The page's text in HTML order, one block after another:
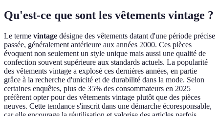
Qu'est-ce que sont les vêtements vintage ?
Le terme vintage désigne des vêtements datant d'une période précise
passée, généralement antérieure aux années 2000. Ces pièces
évoquent non seulement un style unique mais aussi une qualité de
confection souvent supérieure aux standards actuels. La popularité
des vêtements vintage a explosé ces dernières années, en partie
grâce à la recherche d'unicité et de durabilité dans la mode. Selon
certaines enquêtes, plus de 35% des consommateurs en 2025
préfèrent opter pour des vêtements vintage plutôt que des pièces
neuves. Cette tendance s'inscrit dans une démarche écoresponsable,